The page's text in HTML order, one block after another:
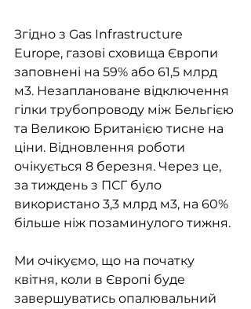
Згідно з Gas Infrastructure
Europe, газові сховища Європи
заповнені на 59% або 61,5 млрд
м3. Незаплановане відключення
гілки трубопроводу між Бельгією
та Великою Британією тисне на
ціни. Відновлення роботи
очікується 8 березня. Через це,
за тиждень з ПСГ було
використано 3,3 млрд м3, на 60%
більше ніж позаминулого тижня.
Ми очікуємо, що на початку
квітня, коли в Європі буде
завершуватись опалювальний